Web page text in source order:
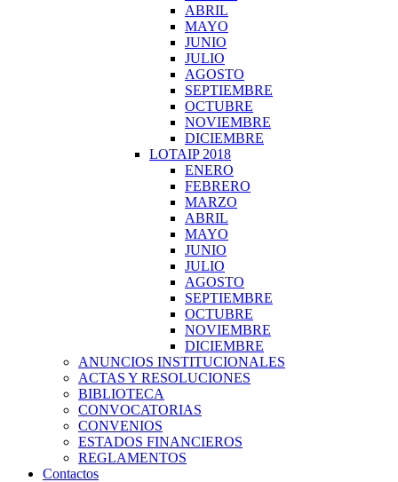
ABRIL
MAYO
JUNIO
JULIO
AGOSTO
SEPTIEMBRE
OCTUBRE
NOVIEMBRE
DICIEMBRE
LOTAIP 2018
ENERO
FEBRERO
MARZO
ABRIL
MAYO
JUNIO
JULIO
AGOSTO
SEPTIEMBRE
OCTUBRE
NOVIEMBRE
DICIEMBRE
ANUNCIOS INSTITUCIONALES
ACTAS Y RESOLUCIONES
BIBLIOTECA
CONVOCATORIAS
CONVENIOS
ESTADOS FINANCIEROS
REGLAMENTOS
Contactos